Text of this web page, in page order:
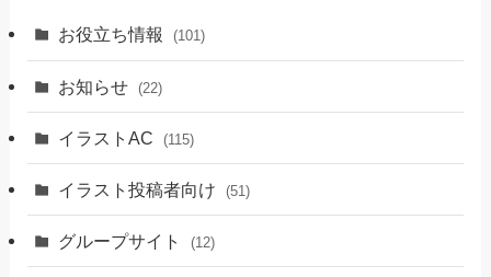
お役立ち情報 (101)
お知らせ (22)
イラストAC (115)
イラスト投稿者向け (51)
グループサイト (12)